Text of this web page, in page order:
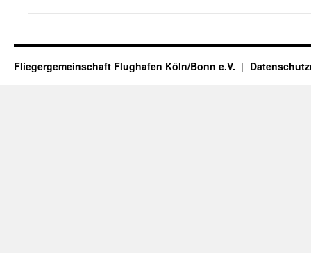
Fliegergemeinschaft Flughafen Köln/Bonn e.V.